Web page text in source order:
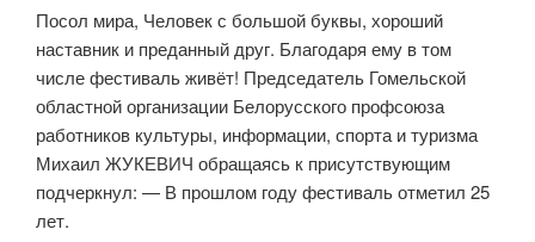
Посол мира, Человек с большой буквы, хороший
наставник и преданный друг. Благодаря ему в том
числе фестиваль живёт! Председатель Гомельской
областной организации Белорусского профсоюза
работников культуры, информации, спорта и туризма
Михаил ЖУКЕВИЧ обращаясь к присутствующим
подчеркнул: — В прошлом году фестиваль отметил 25
лет.